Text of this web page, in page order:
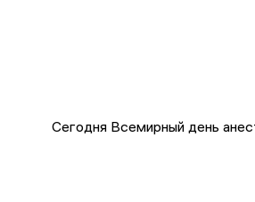
Сегодня Всемирный день